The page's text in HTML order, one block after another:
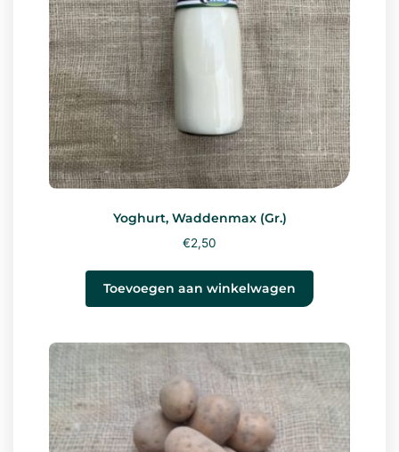
Yoghurt, Waddenmax (Gr.)
€2,50
Toevoegen aan winkelwagen